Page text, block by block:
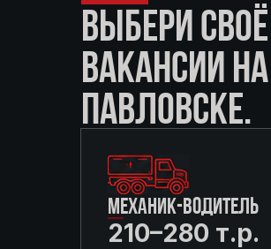
ВЫБЕРИ
ВАКАНСИИ
ПАВЛОВСКЕ.
МЕХАНИК-ВОДИТЕЛЬ
210–280 т.р.